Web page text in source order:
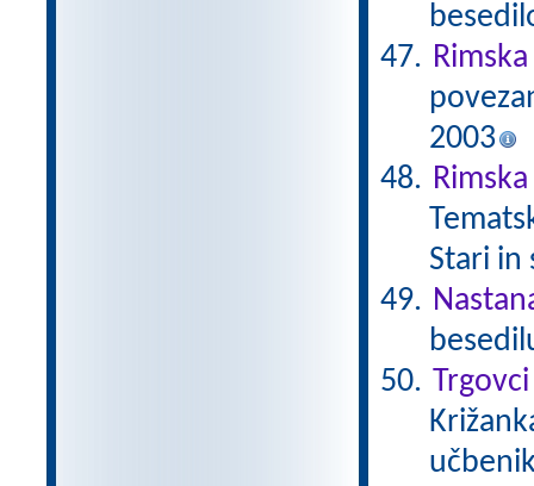
2003
Stari in